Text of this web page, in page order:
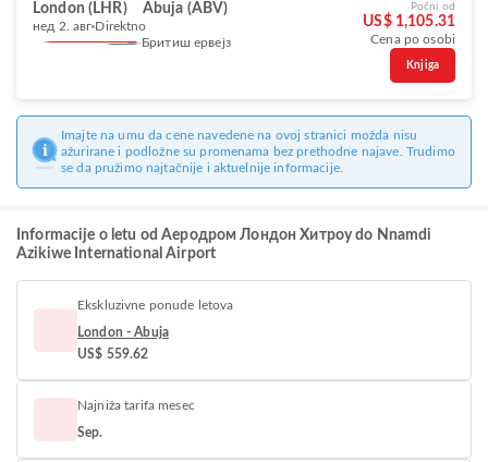
London (LHR) Abuja (ABV)
нед 2. авг Direktno
Бритиш ервејз
Počni od
US$ 1,105.31
Cena po osobi
Knjiga
Imajte na umu da cene navedene na ovoj stranici možda nisu
ažurirane i podložne su promenama bez prethodne najave. Trudimo
se da pružimo najtačnije i aktuelnije informacije.
Informacije o letu od Аеродром Лондон Хитроу do Nnamdi
Azikiwe International Airport
Ekskluzivne ponude letova
London - Abuja
US$ 559.62
Najniža tarifa mesec
Sep.